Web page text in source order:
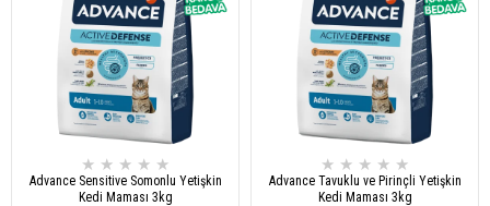
★ ★ ★ ★ ★
Advance Sensitive Somonlu Yetişkin
Kedi Maması 3kg
★ ★ ★ ★ ★
Advance Tavuklu ve Pirinçli Yetişkin
Kedi Maması 3kg